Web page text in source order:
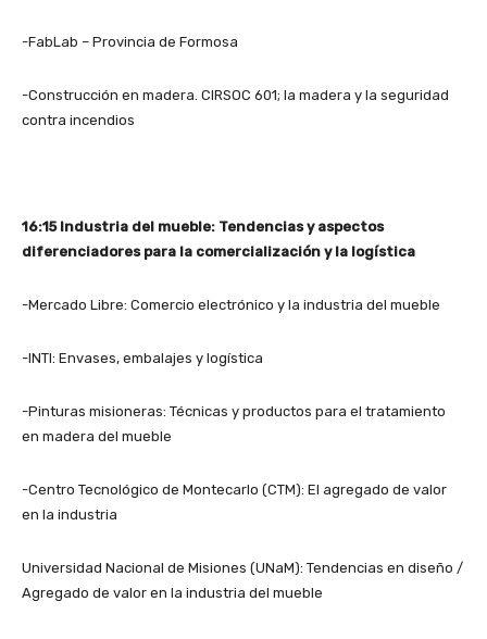
-FabLab – Provincia de Formosa
-Construcción en madera. CIRSOC 601; la madera y la seguridad
contra incendios
16:15 Industria del mueble: Tendencias y aspectos
diferenciadores para la comercialización y la logística
-Mercado Libre: Comercio electrónico y la industria del mueble
-INTI: Envases, embalajes y logística
-Pinturas misioneras: Técnicas y productos para el tratamiento
en madera del mueble
-Centro Tecnológico de Montecarlo (CTM): El agregado de valor
en la industria
Universidad Nacional de Misiones (UNaM): Tendencias en diseño /
Agregado de valor en la industria del mueble